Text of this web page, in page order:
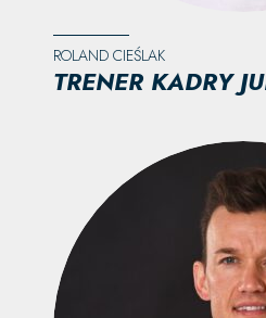
ROLAND CIEŚLAK
TRENER KADRY